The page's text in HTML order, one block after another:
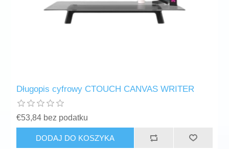
Długopis cyfrowy CTOUCH CANVAS WRITER
€53,84 bez podatku
DODAJ DO KOSZYKA